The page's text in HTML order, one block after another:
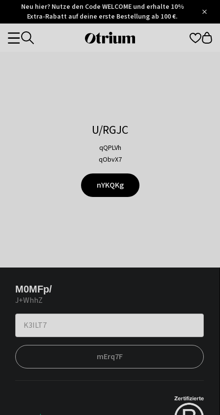
Otrium
Trustpilot
Neu hier? Nutze den Code WELCOME und erhalte 10%
Extra-Rabatt auf deine erste Bestellung ab 100 €.
Otrium
Categories
U/RGJC
qQPLVh
qObvX7
nYKQKg
M0MFp/
J+WhhZ
mErq7F